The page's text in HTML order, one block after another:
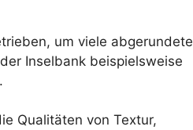
um viele abgerundete
Inselbank beispielsweise
Qualitäten von Textur,